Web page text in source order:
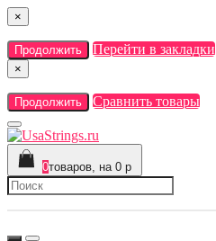
×
Продолжить Перейти в закладки
×
Продолжить Сравнить товары
0товаров, на 0 р